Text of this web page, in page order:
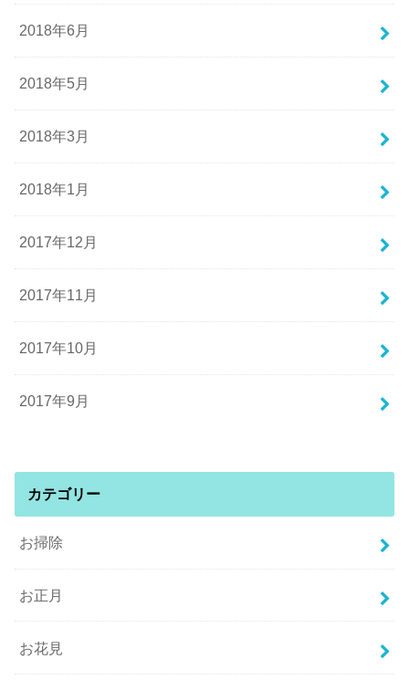
2018年6月
2018年5月
2018年3月
2018年1月
2017年12月
2017年11月
2017年10月
2017年9月
カテゴリー
お掃除
お正月
お花見